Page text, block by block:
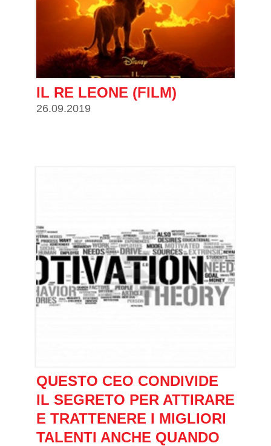
IL RE LEONE (FILM)
26.09.2019
QUESTO CEO CONDIVIDE
IL SEGRETO PER ATTIRARE
E TRATTENERE I MIGLIORI
TALENTI ANCHE QUANDO